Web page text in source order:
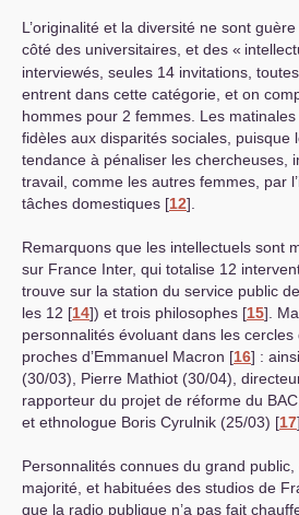
L’originalité et la diversité ne sont
côté des universitaires, et des «
interviewés, seules 14 invitations,
entrent dans cette catégorie, et on
hommes pour 2 femmes. Les
fidèles aux disparités sociales, puisque
tendance à pénaliser les chercheuses,
travail, comme les autres femmes, par
tâches domestiques [12]
Remarquons que les intellectuels sont
sur France Inter, qui totalise 12
trouve sur la station du service public
les 12 [14]) et trois philosophes [15] .
personnalités évoluant dans les cercles
proches d’Emmanuel Macron [16] :
(30/03), Pierre Mathiot (30/04),
rapporteur du projet de réforme du BAC
et ethnologue Boris Cyrulnik (25/03) [17]
Personnalités connues du grand
majorité, et habituées des studios de
que la radio publique n’a pas fait